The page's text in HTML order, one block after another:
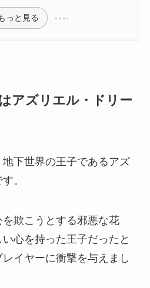
っと見る
アズリエル・ドリー
下世界の王子であるアズ
。
欺こうとする邪悪な花
心を持った王子だったと
イヤーに衝撃を与えまし